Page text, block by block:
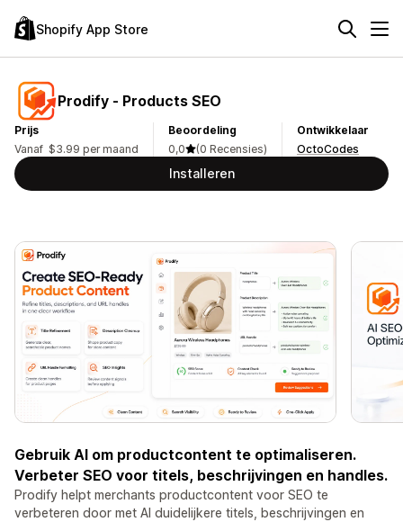
Shopify App Store
Prodify ‑ Products SEO
Prijs
Vanaf $3.99 per maand
Beoordeling
0,0
(0 Recensies)
Ontwikkelaar
OctoCodes
Installeren
Gebruik AI om productcontent te optimaliseren.
Verbeter SEO voor titels, beschrijvingen en handles.
Prodify helpt merchants productcontent voor SEO te
verbeteren door met AI duidelijkere titels, beschrijvingen en